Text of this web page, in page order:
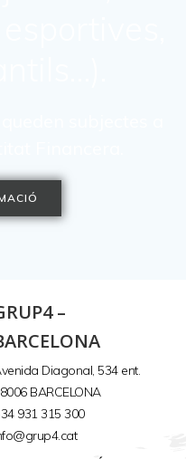
–
Diagonal, 534 ent.
BARCELONA
931 315 300